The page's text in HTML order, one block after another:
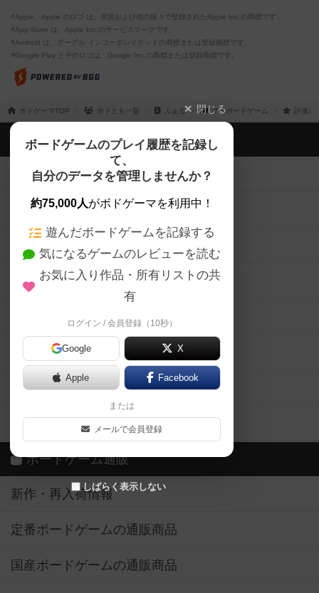
※Apple、Apple のロゴ は、米国および他の国々で登録されたApple Inc.の商標です。
※App Store は、Apple Inc.のサービスマークです。
※Android は、グーグル インコーポレイテッドの商標または登録商標です。
※Google Play とそのロゴは、Google Inc.の商標または登録商標です。
ボドゲーマTOP ボドとも一覧 ふぁる マイボードゲーム 評価し
閉じる
ボードゲームのプレイ履歴を記録し
て、
自分のデータを管理しませんか？
約75,000人がボドゲーマを利用中！
遊んだボードゲームを記録する
気になるゲームのレビューを読む
お気に入り作品・所有リストの共
有
ログイン / 会員登録（10秒）
Google X
Apple Facebook
または
メールで会員登録
しばらく表示しない
ボドゲーマTOP
ボードゲームを検索する
ボードゲームの新着レビュー
ボードゲーム会情報
メカニクス特集
掲示板・トピックス
ボドとも・会員一覧
ボードゲーム業界コラム
ボドゲーマご利用案内
ボードゲーム通販
新作・再入荷情報
定番ボードゲームの通販商品
国産ボードゲームの通販商品